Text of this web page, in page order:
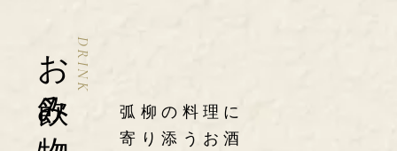
DRINK
お飲み物
弧柳の料理に
寄り添うお酒